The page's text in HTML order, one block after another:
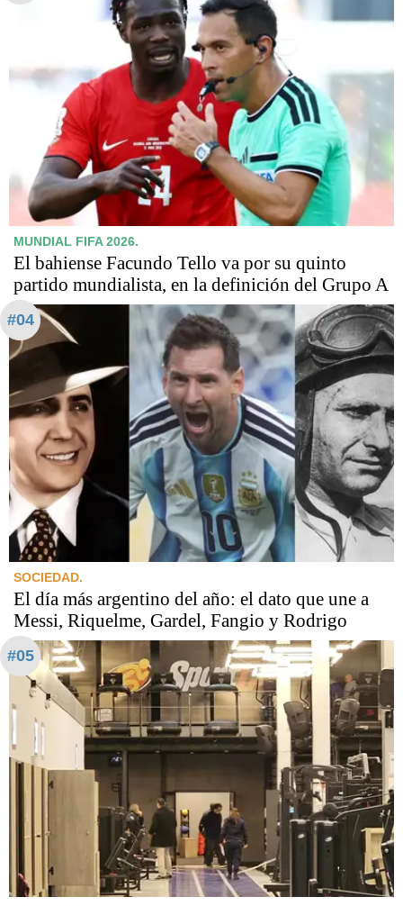
MUNDIAL FIFA 2026.
El bahiense Facundo Tello va por su quinto
partido mundialista, en la definición del Grupo A
#04
SOCIEDAD.
El día más argentino del año: el dato que une a
Messi, Riquelme, Gardel, Fangio y Rodrigo
#05